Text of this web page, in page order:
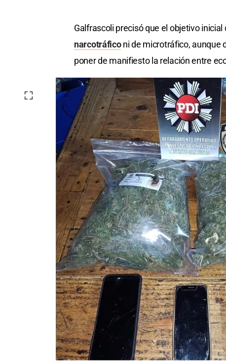
Galfrascoli precisó que el objetivo
narcotráficoni de microtráfico, aunque
poner de manifiesto la relación entre